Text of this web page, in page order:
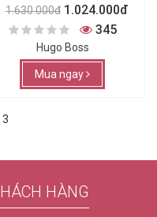
1.630.000đ 1.024.000đ
345
Hugo Boss
Mua ngay
3
HÀNG